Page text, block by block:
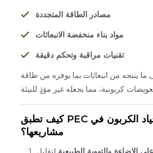
مصادر الطاقة المتجددة
مواد بناء منخفضة الانبعاثات
تقنيات مراقبة وتحكم دقيقة
ما ينتجه من انبعاثات بما يوفره من طاقة
كيف تطبق PEC مفهوم حياد الكربون في
مشاريعها؟